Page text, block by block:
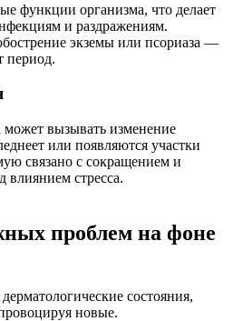
функции организма, что делает
и раздражениям.
экземы или псориаза —
период.
может вызывать изменение
или появляются участки
связано с сокращением и
влиянием стресса.
проблем на фоне
состояния,
новые.